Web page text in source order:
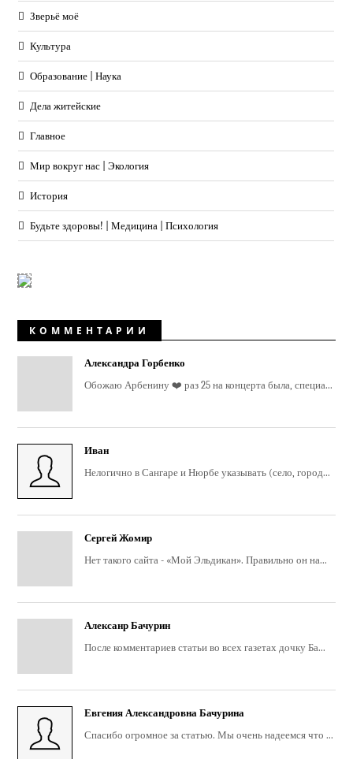
Зверьё моё
Культура
Образование | Наука
Дела житейские
Главное
Мир вокруг нас | Экология
История
Будьте здоровы! | Медицина | Психология
КОММЕНТАРИИ
Александра Горбенко
Обожаю Арбенину ❤️ раз 25 на концерта была, специа...
Иван
Нелогично в Сангаре и Нюрбе указывать (село, город...
Сергей Жомир
Нет такого сайта - «Мой Эльдикан». Правильно он на...
Алексанр Бачурин
После комментариев статьи во всех газетах дочку Ба...
Евгения Александровна Бачурина
Спасибо огромное за статью. Мы очень надеемся что ...